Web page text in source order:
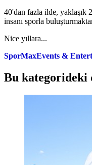
40'dan fazla ilde, yaklaşık
insanı sporla
Nice yıllara...
SporMaxEvents &
Bu kategorideki